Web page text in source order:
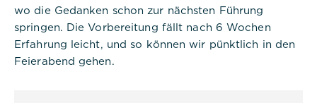
wo die Gedanken schon zur nächsten Führung
springen. Die Vorbereitung fällt nach 6 Wochen
Erfahrung leicht, und so können wir pünktlich in den
Feierabend gehen.